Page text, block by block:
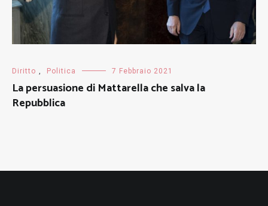
Diritto , Politica 7 Febbraio 2021
La persuasione di Mattarella che salva la
Repubblica